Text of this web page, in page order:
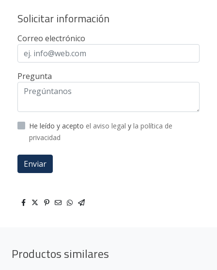
Solicitar información
Correo electrónico
Pregunta
He leído y acepto el aviso legal y la política de
privacidad
Enviar
Productos similares